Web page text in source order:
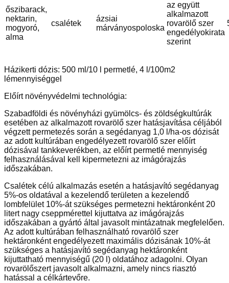
őszibarack,
nektarin,
mogyoró,
alma
csalétek
ázsiai
márványospoloska
az együtt
alkalmazott
rovarölő szer
engedélyokirata
szerint
Házikerti dózis: 500 ml/10 l permetlé, 4 l/100m2
lémennyiséggel
Előírt növényvédelmi technológia:
Szabadföldi és növényházi gyümölcs- és zöldségkultúrák
esetében az alkalmazott rovarölő szer hatásjavítása céljából
végzett permetezés során a segédanyag 1,0 l/ha-os dózisát
az adott kultúrában engedélyezett rovarölő szer előírt
dózisával tankkeverékben, az előírt permetlé mennyiség
felhasználásával kell kipermetezni az imágórajzás
időszakában.
Csalétek célú alkalmazás esetén a hatásjavító segédanyag
5%-os oldatával a kezelendő területen a kezelendő
lombfelület 10%-át szükséges permetezni hektáronként 20
litert nagy cseppmérettel kijuttatva az imágórajzás
időszakában a gyártó által javasolt mintázatnak megfelelően.
Az adott kultúrában felhasználható rovarölő szer
hektáronként engedélyezett maximális dózisának 10%-át
szükséges a hatásjavító segédanyag hektáronként
kijuttatható mennyiségű (20 l) oldatához adagolni. Olyan
rovarölőszert javasolt alkalmazni, amely nincs riasztó
hatással a célkártevőre.